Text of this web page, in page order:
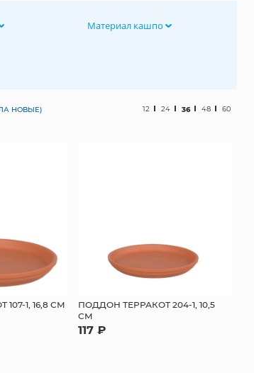
Материал кашпо
НОВЫЕ) 12 24 36 48 60
1, 16,8 СМ
ПОДДОН ТЕРРАКОТ 204-1, 10,5
СМ
117 ₽